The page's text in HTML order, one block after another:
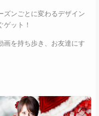
ズンごとに変わるデザイン
ゲット！
画を持ち歩き、お友達にす